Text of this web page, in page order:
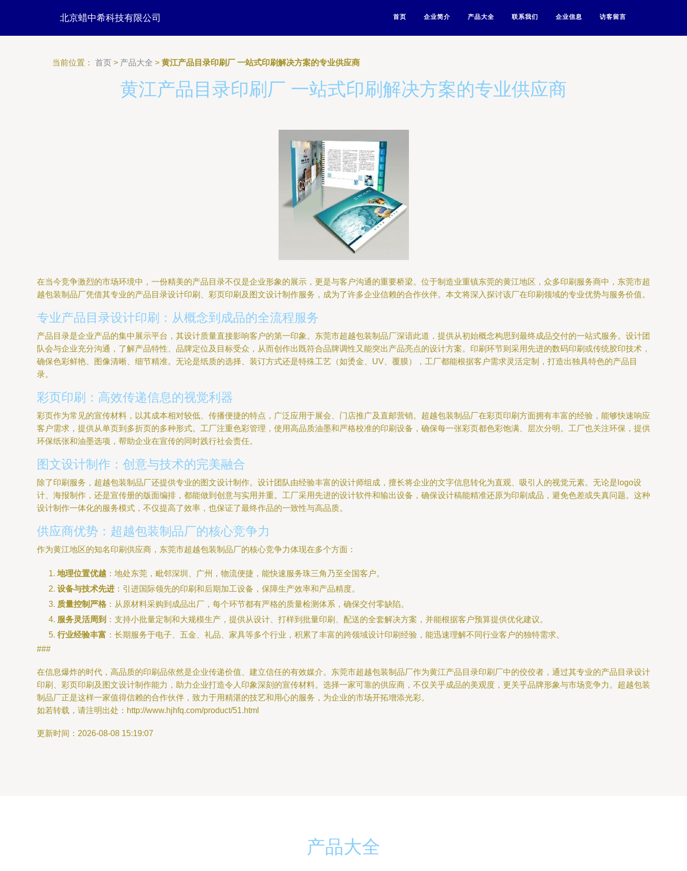
北京蜡中希科技有限公司 首页 企业简介 产品大全 联系我们 企业信息 访客留言
当前位置： 首页 > 产品大全 > 黄江产品目录印刷厂 一站式印刷解决方案的专业供应商
黄江产品目录印刷厂 一站式印刷解决方案的专业供应商
在当今竞争激烈的市场环境中，一份精美的产品目录不仅是企业形象的展示，更是与客户沟通的重要桥梁。位于制造业重镇东莞的黄江地区，众多印刷服务商中，东莞市超
越包装制品厂凭借其专业的产品目录设计印刷、彩页印刷及图文设计制作服务，成为了许多企业信赖的合作伙伴。本文将深入探讨该厂在印刷领域的专业优势与服务价值。
专业产品目录设计印刷：从概念到成品的全流程服务
产品目录是企业产品的集中展示平台，其设计质量直接影响客户的第一印象。东莞市超越包装制品厂深谙此道，提供从初始概念构思到最终成品交付的一站式服务。设计团
队会与企业充分沟通，了解产品特性、品牌定位及目标受众，从而创作出既符合品牌调性又能突出产品亮点的设计方案。印刷环节则采用先进的数码印刷或传统胶印技术，
确保色彩鲜艳、图像清晰、细节精准。无论是纸质的选择、装订方式还是特殊工艺（如烫金、UV、覆膜），工厂都能根据客户需求灵活定制，打造出独具特色的产品目
录。
彩页印刷：高效传递信息的视觉利器
彩页作为常见的宣传材料，以其成本相对较低、传播便捷的特点，广泛应用于展会、门店推广及直邮营销。超越包装制品厂在彩页印刷方面拥有丰富的经验，能够快速响应
客户需求，提供从单页到多折页的多种形式。工厂注重色彩管理，使用高品质油墨和严格校准的印刷设备，确保每一张彩页都色彩饱满、层次分明。工厂也关注环保，提供
环保纸张和油墨选项，帮助企业在宣传的同时践行社会责任。
图文设计制作：创意与技术的完美融合
除了印刷服务，超越包装制品厂还提供专业的图文设计制作。设计团队由经验丰富的设计师组成，擅长将企业的文字信息转化为直观、吸引人的视觉元素。无论是logo设
计、海报制作，还是宣传册的版面编排，都能做到创意与实用并重。工厂采用先进的设计软件和输出设备，确保设计稿能精准还原为印刷成品，避免色差或失真问题。这种
设计制作一体化的服务模式，不仅提高了效率，也保证了最终作品的一致性与高品质。
供应商优势：超越包装制品厂的核心竞争力
作为黄江地区的知名印刷供应商，东莞市超越包装制品厂的核心竞争力体现在多个方面：
地理位置优越 ：地处东莞，毗邻深圳、广州，物流便捷，能快速服务珠三角乃至全国客户。
设备与技术先进 ：引进国际领先的印刷和后期加工设备，保障生产效率和产品精度。
质量控制严格 ：从原材料采购到成品出厂，每个环节都有严格的质量检测体系，确保交付零缺陷。
服务灵活周到 ：支持小批量定制和大规模生产，提供从设计、打样到批量印刷、配送的全套解决方案，并能根据客户预算提供优化建议。
行业经验丰富 ：长期服务于电子、五金、礼品、家具等多个行业，积累了丰富的跨领域设计印刷经验，能迅速理解不同行业客户的独特需求。
###
在信息爆炸的时代，高品质的印刷品依然是企业传递价值、建立信任的有效媒介。东莞市超越包装制品厂作为黄江产品目录印刷厂中的佼佼者，通过其专业的产品目录设计
印刷、彩页印刷及图文设计制作能力，助力企业打造令人印象深刻的宣传材料。选择一家可靠的供应商，不仅关乎成品的美观度，更关乎品牌形象与市场竞争力。超越包装
制品厂正是这样一家值得信赖的合作伙伴，致力于用精湛的技艺和用心的服务，为企业的市场开拓增添光彩。
如若转载，请注明出处：http://www.hjhfq.com/product/51.html
更新时间：2026-08-08 15:19:07
产品大全